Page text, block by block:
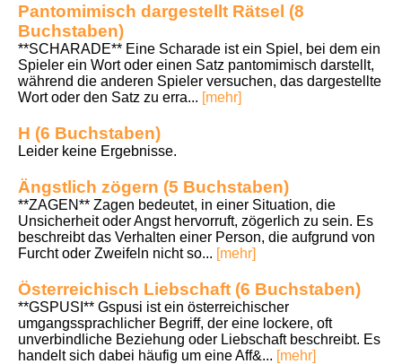
Pantomimisch dargestellt Rätsel (8
Buchstaben)
**SCHARADE** Eine Scharade ist ein Spiel, bei dem ein
Spieler ein Wort oder einen Satz pantomimisch darstellt,
während die anderen Spieler versuchen, das dargestellte
Wort oder den Satz zu erra... [mehr]
H (6 Buchstaben)
Leider keine Ergebnisse.
Ängstlich zögern (5 Buchstaben)
**ZAGEN** Zagen bedeutet, in einer Situation, die
Unsicherheit oder Angst hervorruft, zögerlich zu sein. Es
beschreibt das Verhalten einer Person, die aufgrund von
Furcht oder Zweifeln nicht so... [mehr]
Österreichisch Liebschaft (6 Buchstaben)
**GSPUSI** Gspusi ist ein österreichischer
umgangssprachlicher Begriff, der eine lockere, oft
unverbindliche Beziehung oder Liebschaft beschreibt. Es
handelt sich dabei häufig um eine Aff&... [mehr]